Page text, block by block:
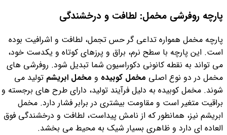
پارچه روفرشی مخمل: لطافت و درخشندگی
پارچه مخمل همواره تداعی گر حس تجمل، لطافت و اشرافیت بوده
است. این پارچه با سطح نرم، براق و پرزهای کوتاه و یکدست خود،
می تواند به نقطه کانونی دکوراسیون شما تبدیل شود. روفرشی های
مخمل در دو نوع اصلی مخمل کوبیده و مخمل ابریشم تولید می
شوند. مخمل کوبیده به دلیل فرآیند تولید، دارای طرح های برجسته و
براقیت متغیر است و مقاومت بیشتری در برابر فشار دارد. مخمل
ابریشم نیز، همانطور که از نامش پیداست، لطافت و درخشندگی فوق
العاده ای دارد و ظاهری بسیار شیک به محیط می بخشد.